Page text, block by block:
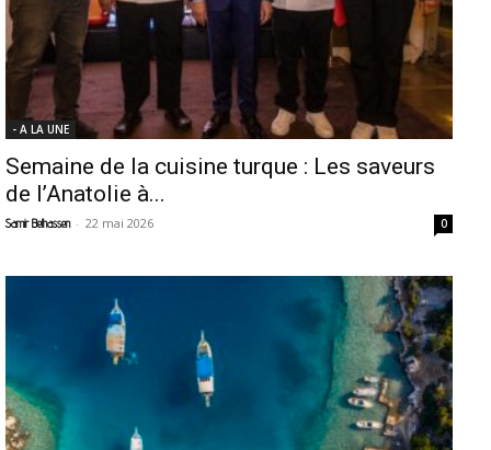
- A LA UNE
Semaine de la cuisine turque : Les saveurs
de l’Anatolie à...
Samir Belhassen - 22 mai 2026 0